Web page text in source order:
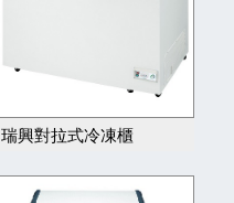
瑞興對拉式冷凍櫃